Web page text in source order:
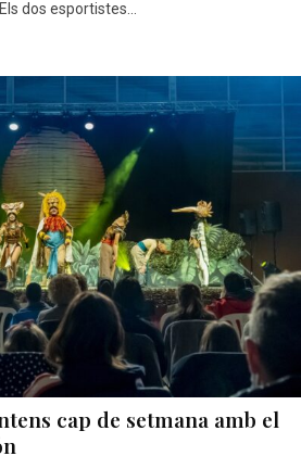
dos esportistes...
cap de setmana amb el